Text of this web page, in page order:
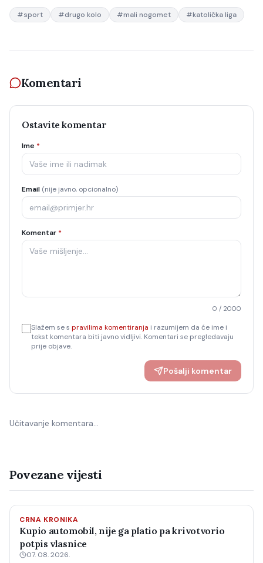
#sport #drugo kolo #mali nogomet #katolička liga
Komentari
Ostavite komentar
Ime *
Email (nije javno, opcionalno)
Komentar *
0 / 2000
Slažem se s pravilima komentiranja i razumijem da će ime i
tekst komentara biti javno vidljivi. Komentari se pregledavaju
prije objave.
Pošalji komentar
Učitavanje komentara…
Povezane vijesti
CRNA KRONIKA
Kupio automobil, nije ga platio pa krivotvorio
potpis vlasnice
07. 08. 2026.